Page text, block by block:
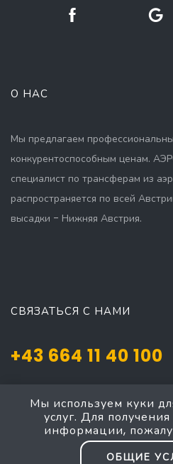
О НАС
Мы предлагаем
конкурентоспособным ценам.
специалист по трансферам из
распространяется по всей
высадки - Нижняя Австрия.
СВЯЗАТЬСЯ С НАМИ
+43 664 11 40 100
Josef Mayer Gasse 5,
Baden Mödling - Мёдлинг
Мы используем куки
услуг. Для
информации,
ОБЩИЕ